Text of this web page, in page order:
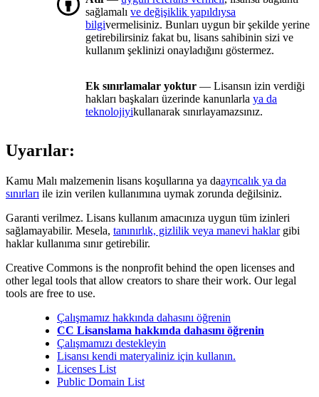
sağlamalı ve değişiklik yapıldıysa
bilgivermelisiniz. Bunları uygun bir şekilde yerine
getirebilirsiniz fakat bu, lisans sahibinin sizi ve
kullanım şeklinizi onayladığını göstermez.
Ek sınırlamalar yoktur — Lisansın izin verdiği
hakları başkaları üzerinde kanunlarla ya da
teknolojiyikullanarak sınırlayamazsınız.
Uyarılar:
Kamu Malı malzemenin lisans koşullarına ya daayrıcalık ya da
sınırları ile izin verilen kullanımına uymak zorunda değilsiniz.
Garanti verilmez. Lisans kullanım amacınıza uygun tüm izinleri
sağlamayabilir. Mesela, tanınırlık, gizlilik veya manevi haklargibi
haklar kullanıma sınır getirebilir.
Creative Commons is the nonprofit behind the open licenses and
other legal tools that allow creators to share their work. Our legal
tools are free to use.
Çalışmamız hakkında dahasını öğrenin
CC Lisanslama hakkında dahasını öğrenin
Çalışmamızı destekleyin
Lisansı kendi materyaliniz için kullanın.
Licenses List
Public Domain List